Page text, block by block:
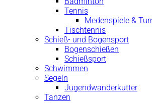
Tennis
Medenspiele &
Tischtennis
Schieß- und Bogensport
Bogenschießen
Schießsport
Schwimmen
Segeln
Jugendwanderkutter
Tanzen